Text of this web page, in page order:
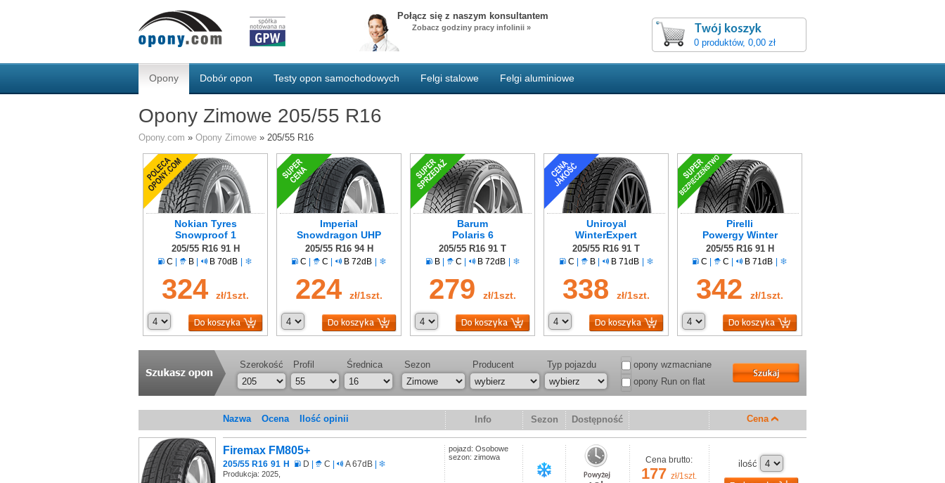
Połącz się z naszym konsultantem
Zobacz godziny pracy infolinii »
0 produktów, 0,00 zł
Opony Dobór opon Testy opon samochodowych Felgi stalowe Felgi aluminiowe
Opony Zimowe 205/55 R16
Opony.com » Opony Zimowe » 205/55 R16
Nokian Tyres
Snowproof 1
C B B 70dB
205/55 R16 91 H
324 zł/1szt.
Imperial
Snowdragon UHP
C C B 72dB
205/55 R16 94 H
224 zł/1szt.
Barum
Polaris 6
B C B 72dB
205/55 R16 91 T
279 zł/1szt.
Uniroyal
WinterExpert
C B B 71dB
205/55 R16 91 T
338 zł/1szt.
Pirelli
Powergy Winter
C C B 71dB
205/55 R16 91 H
342 zł/1szt.
Szerokość Profil Średnica Sezon Producent Typ pojazdu
opony wzmacniane
opony Run on flat
Nazwa Ocena Ilość opinii Info Sezon Dostępność Cena
Firemax FM805+
205/55 R16 91 H D C A 67dB
Produkcja: 2025,
pojazd: Osobowe
sezon: zimowa
Cena brutto:
177 zł/1szt.
ilość